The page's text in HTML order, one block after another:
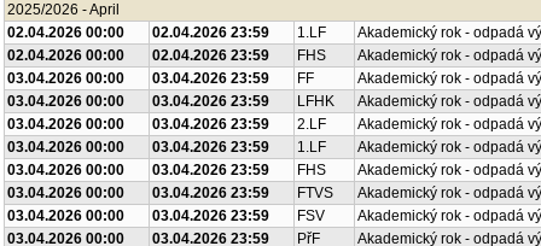
2025/2026 - April
02.04.2026 00:00
02.04.2026 23:59 1.LF
Akademický rok - odpadá
02.04.2026 00:00
02.04.2026 23:59 FHS
Akademický rok - odpadá
03.04.2026 00:00
03.04.2026 23:59 FF
Akademický rok - odpadá
03.04.2026 00:00
03.04.2026 23:59 LFHK
Akademický rok - odpadá
03.04.2026 00:00
03.04.2026 23:59 2.LF
Akademický rok - odpadá
03.04.2026 00:00
03.04.2026 23:59 1.LF
Akademický rok - odpadá
03.04.2026 00:00
03.04.2026 23:59 FHS
Akademický rok - odpadá
03.04.2026 00:00
03.04.2026 23:59 FTVS
Akademický rok - odpadá
03.04.2026 00:00
03.04.2026 23:59 FSV
Akademický rok - odpadá
03.04.2026 00:00
03.04.2026 23:59 PřF Akademický rok - odpadá